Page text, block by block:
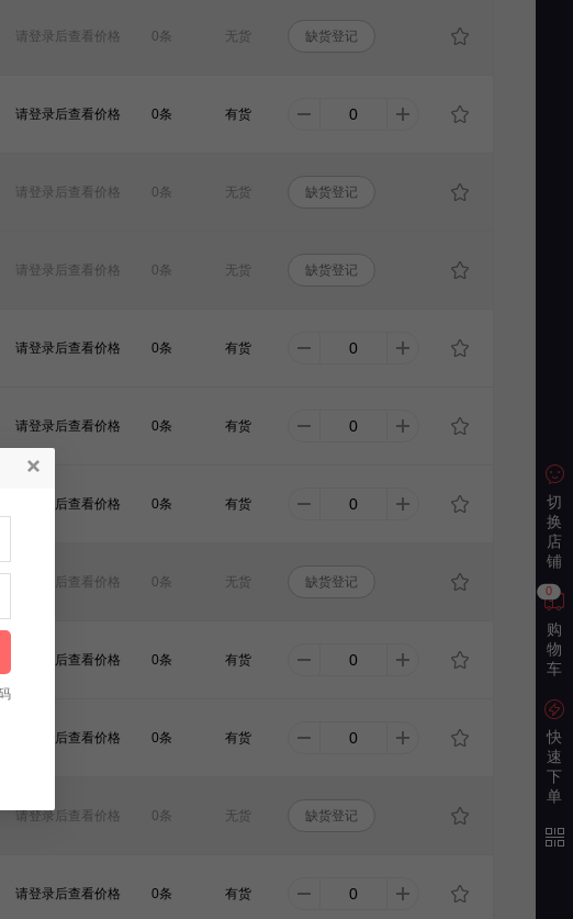
请登录后查看价格 0条 无货 缺货登记
请登录后查看价格 0条 有货
请登录后查看价格 0条 无货 缺货登记
请登录后查看价格 0条 无货 缺货登记
请登录后查看价格 0条 有货
请登录后查看价格 0条 有货
请登录后查看价格 0条 有货
请登录后查看价格 0条 无货 缺货登记
请登录后查看价格 0条 有货
请登录后查看价格 0条 有货
请登录后查看价格 0条 无货 缺货登记
请登录后查看价格 0条 有货
切
换
店
铺
0
购
物
车
快
速
下
单